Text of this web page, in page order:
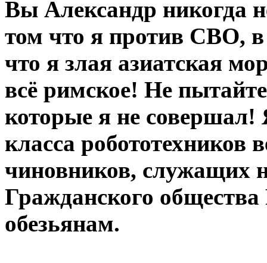
Вы Александр никогда
том что я против СВО, в
что я злая азиатская
всё римское! Не
которые я не совершал!
класса робототехников
чиновников, служащих
Гражданского
обезьянам.